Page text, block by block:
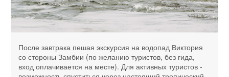
После завтрака пешая экскурсия на водопад Виктория
со стороны Замбии (по желанию туристов, без гида,
вход оплачивается на месте). Для активных туристов -